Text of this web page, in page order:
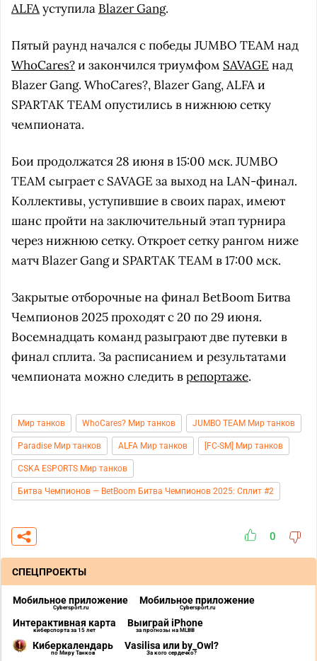
ALFAуступила Blazer Gang.
Пятый раунд начался с победы JUMBO TEAM над
WhoCares?и закончился триумфом SAVAGE над
Blazer Gang. WhoCares?, Blazer Gang, ALFA и
SPARTAK TEAM опустились в нижнюю сетку
чемпионата.
Бои продолжатся 28 июня в 15:00 мск. JUMBO
TEAM сыграет с SAVAGE за выход на LAN-финал.
Коллективы, уступившие в своих парах, имеют
шанс пройти на заключительный этап турнира
через нижнюю сетку. Откроет сетку рангом ниже
матч Blazer Gang и SPARTAK TEAM в 17:00 мск.
Закрытые отборочные на финал BetBoom Битва
Чемпионов 2025 проходят с 20 по 29 июня.
Восемнадцать команд разыграют две путевки в
финал сплита. За расписанием и результатами
чемпионата можно следить врепортаже.
Мир танков WhoCares? Мир танков JUMBO TEAM Мир танков
Paradise Мир танков ALFA Мир танков [FC-SM] Мир танков
CSKA ESPORTS Мир танков
Битва Чемпионов — BetBoom Битва Чемпионов 2025: Сплит #2
0
СПЕЦПРОЕКТЫ
Мобильное приложение
Cybersport.ru
Мобильное приложение
Cybersport.ru
Интерактивная карта
киберспорта за 15 лет
Выиграй iPhone
за прогнозы на MLBB
Киберкалендарь
по Миру Танков
Vasilisa или by_Owl?
За кого сердечко?